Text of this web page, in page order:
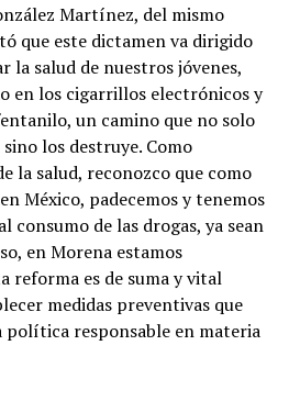
Martínez, del mismo
que este dictamen va dirigido
la salud de nuestros jóvenes,
en los cigarrillos electrónicos y
un camino que no solo
los destruye. Como
la salud, reconozco que como
México, padecemos y tenemos
consumo de las drogas, ya sean
en Morena estamos
reforma es de suma y vital
medidas preventivas que
política responsable en materia